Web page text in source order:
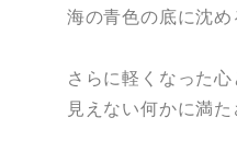
海の青色の底に沈め
さらに軽くなった心
見えない何かに満